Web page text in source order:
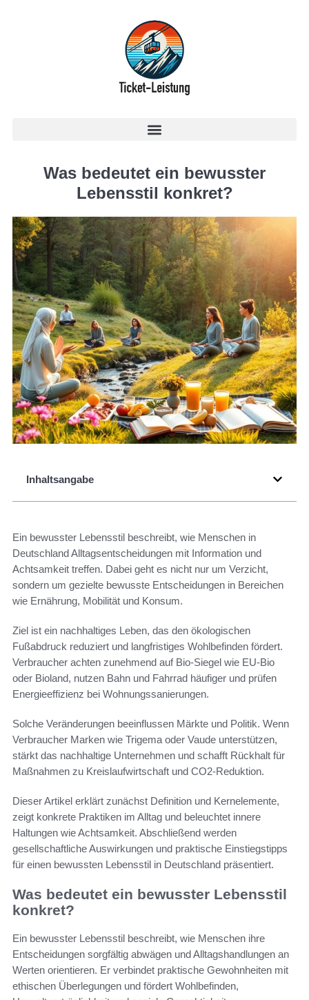
Was bedeutet ein bewusster
Lebensstil konkret?
Inhaltsangabe
Ein bewusster Lebensstil beschreibt, wie Menschen in
Deutschland Alltagsentscheidungen mit Information und
Achtsamkeit treffen. Dabei geht es nicht nur um Verzicht,
sondern um gezielte bewusste Entscheidungen in Bereichen
wie Ernährung, Mobilität und Konsum.
Ziel ist ein nachhaltiges Leben, das den ökologischen
Fußabdruck reduziert und langfristiges Wohlbefinden fördert.
Verbraucher achten zunehmend auf Bio-Siegel wie EU-Bio
oder Bioland, nutzen Bahn und Fahrrad häufiger und prüfen
Energieeffizienz bei Wohnungssanierungen.
Solche Veränderungen beeinflussen Märkte und Politik. Wenn
Verbraucher Marken wie Trigema oder Vaude unterstützen,
stärkt das nachhaltige Unternehmen und schafft Rückhalt für
Maßnahmen zu Kreislaufwirtschaft und CO2-Reduktion.
Dieser Artikel erklärt zunächst Definition und Kernelemente,
zeigt konkrete Praktiken im Alltag und beleuchtet innere
Haltungen wie Achtsamkeit. Abschließend werden
gesellschaftliche Auswirkungen und praktische Einstiegstipps
für einen bewussten Lebensstil in Deutschland präsentiert.
Was bedeutet ein bewusster Lebensstil
konkret?
Ein bewusster Lebensstil beschreibt, wie Menschen ihre
Entscheidungen sorgfältig abwägen und Alltagshandlungen an
Werten orientieren. Er verbindet praktische Gewohnheiten mit
ethischen Überlegungen und fördert Wohlbefinden,